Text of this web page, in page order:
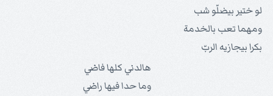
لو ختير بيضلّو شب
ومهما تعب بالخدمة
بكرا بيجازيه الربّ
هالدني كلها فاضي
وما حدا فيها راضي